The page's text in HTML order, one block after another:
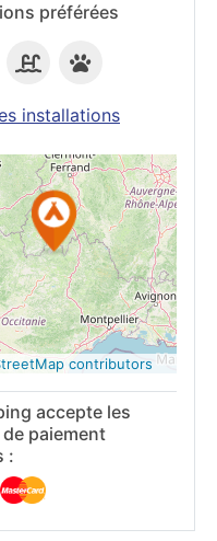
préférées
installations
Voir sur
Google
Maps
contributors
accepte les
paiement
: